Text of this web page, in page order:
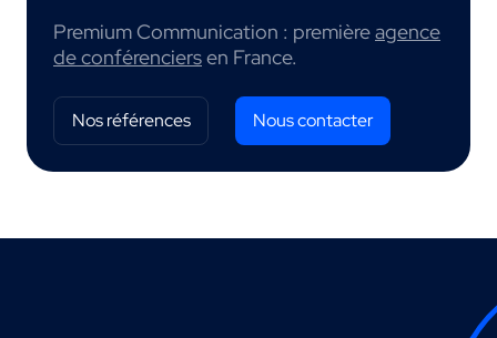
Premium Communication : premièreagence
de conférenciersen France.
Nos références Nous contacter